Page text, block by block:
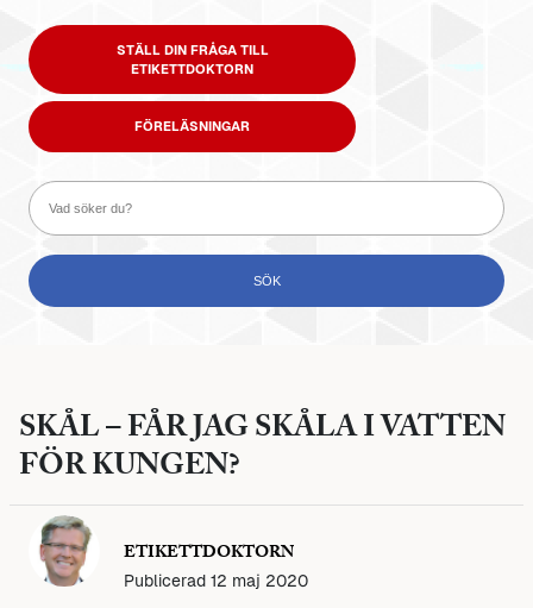
STÄLL DIN FRÅGA TILL
ETIKETTDOKTORN
FÖRELÄSNINGAR
SKÅL – FÅR JAG SKÅLA I VATTEN
FÖR KUNGEN?
ETIKETTDOKTORN
Publicerad 12 maj 2020